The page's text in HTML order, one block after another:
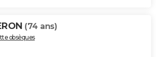
(74 ans)
obsèques